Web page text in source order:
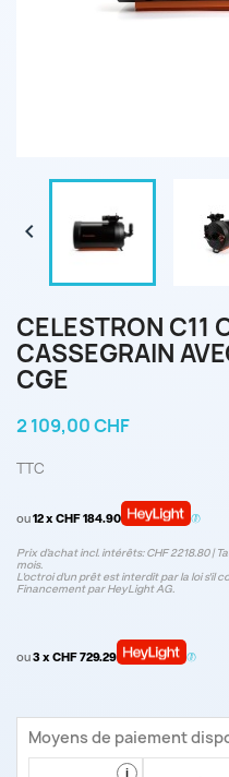

CELESTRON C11
CASSEGRAIN
CGE
2 109,00 CHF
TTC
ou12 x CHF 184.90
Prix d’achat incl. intérêts: CHF 2218.80 |
mois.
L'octroi d'un prêt est interdit par la loi s'il
Financement par HeyLight AG.
ou3 x CHF 729.29
Moyens de paiement
i